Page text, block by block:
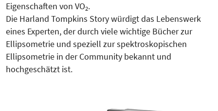
Eigenschaften von VO2.
Die Harland Tompkins Story würdigt das Lebenswerk
eines Experten, der durch viele wichtige Bücher zur
Ellipsometrie und speziell zur spektroskopischen
Ellipsometrie in der Community bekannt und
hochgeschätzt ist.